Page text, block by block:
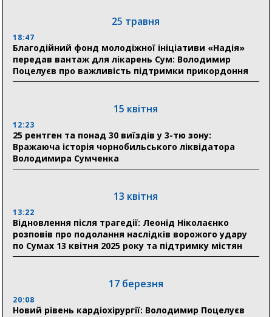
Ніколаєнко: у Сумах погодили 115 компенсацій на
відновлення житла майже на 6,6 млн грн
31 липня
Сумщини пояснив, як отримати допомогу на зиму
17:52
«Укрексімбанк» припиняє виплату пенсій: у
Пенсійному фонді Сумщини пояснили, що робити
людям
відзнаки «Почесного громадянина міста Суми»
30 липня
Сумська клінічна лікарня Святого Пантелеймона
здобула головну відзнаку в медичній сфері України
25 травня
18:47
Благодійний фонд молодіжної ініціативи «Надія»
передав вантаж для лікарень Сум: Володимир
Поцелуєв про важливість підтримки прикордоння
15 квітня
12:23
25 рентген та понад 30 виїздів у 3-тю зону:
Вражаюча історія чорнобильського ліквідатора
Володимира Сумченка
13 квітня
13:22
Відновлення після трагедії: Леонід Ніколаєнко
розповів про подолання наслідків ворожого удару
по Сумах 13 квітня 2025 року та підтримку містян
17 березня
20:08
Новий рівень кардіохірургії: Володимир Поцелуєв